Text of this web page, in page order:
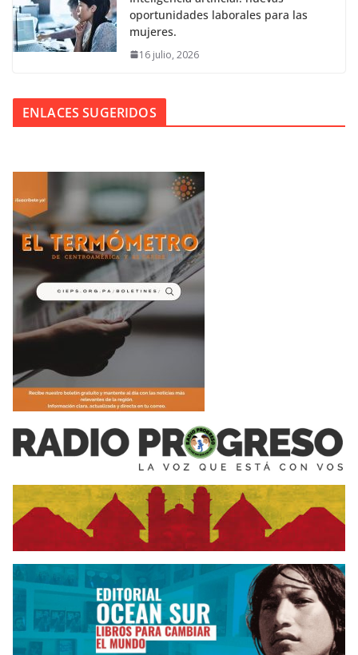
oportunidades laborales para las
mujeres.
16 julio, 2026
ENLACES SUGERIDOS